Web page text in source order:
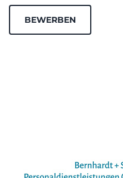
BEWERBEN